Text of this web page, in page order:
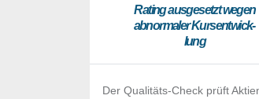
Ra­ting aus­ge­setzt we­gen
ab­nor­ma­ler Kurs­ent­wick­
lung
Der Qualitäts-Check prüft